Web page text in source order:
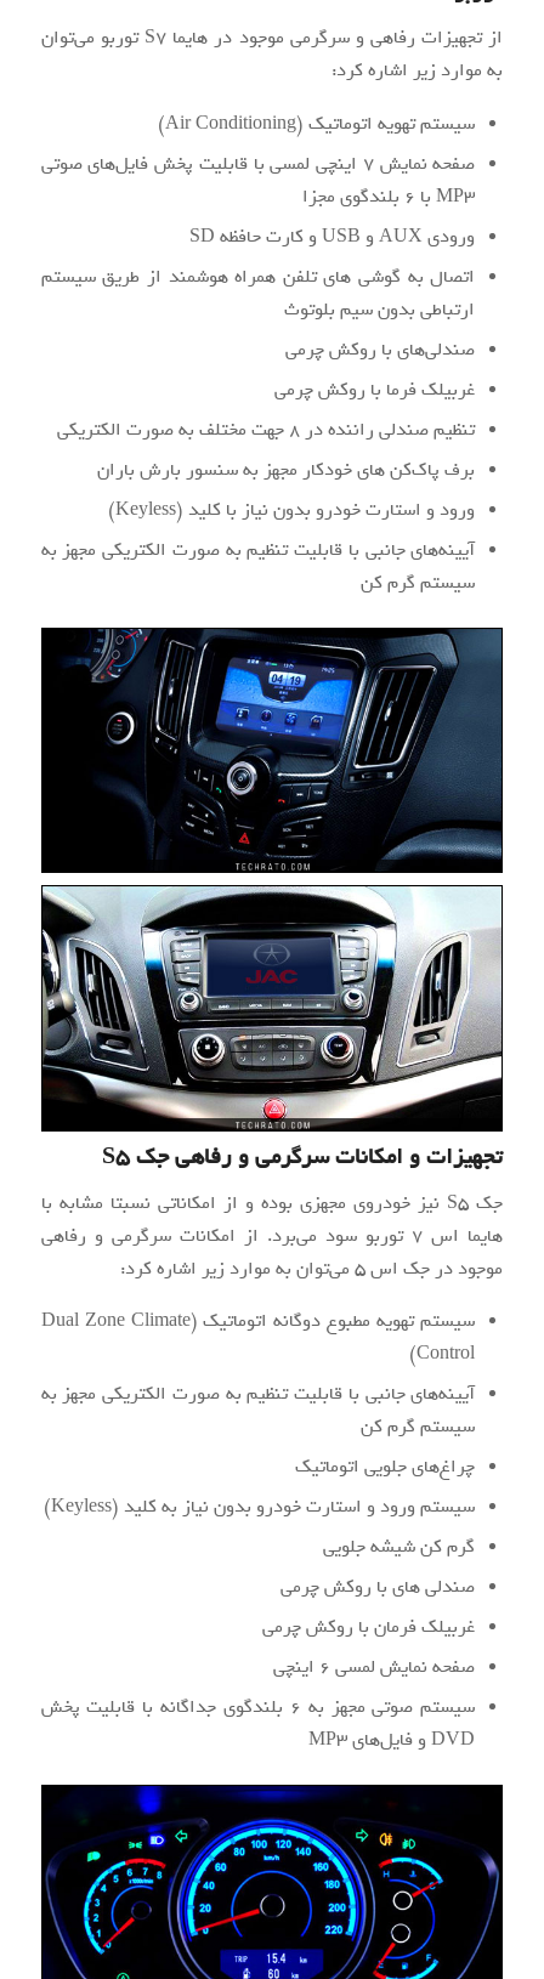
از تجهیزات رفاهی و سرگرمی موجود در هایما S7 توربو می‌توان
به موارد زیر اشاره کرد:
سیستم تهویه اتوماتیک (Air Conditioning)
صفحه نمایش ۷ اینچی لمسی با قابلیت پخش فایل‌های صوتی
MP3 با ۶ بلندگوی مجزا
ورودی AUX و USB و کارت حافظه SD
اتصال به گوشی های تلفن همراه هوشمند از طریق سیستم
ارتباطی بدون سیم بلوتوث
صندلی‌های با روکش چرمی
غربیلک فرما با روکش چرمی
تنظیم صندلی راننده در ۸ جهت مختلف به صورت الکتریکی
برف پاک‌کن های خودکار مجهز به سنسور بارش باران
ورود و استارت خودرو بدون نیاز با کلید (Keyless)
آیینه‌های جانبی با قابلیت تنظیم به صورت الکتریکی مجهز به
سیستم گرم کن
تجهیزات و امکانات سرگرمی و رفاهی جک S5
جک S5 نیز خودروی مجهزی بوده و از امکاناتی نسبتا مشابه با
هایما اس ۷ توربو سود می‌برد. از امکانات سرگرمی و رفاهی
موجود در جک اس ۵ می‌توان به موارد زیر اشاره کرد:
سیستم تهویه مطبوع دوگانه اتوماتیک (Dual Zone Climate
Control)
آیینه‌های جانبی با قابلیت تنظیم به صورت الکتریکی مجهز به
سیستم گرم کن
چراغ‌های جلویی اتوماتیک
سیستم ورود و استارت خودرو بدون نیاز به کلید (Keyless)
گرم کن شیشه جلویی
صندلی های با روکش چرمی
غربیلک فرمان با روکش چرمی
صفحه نمایش لمسی ۶ اینچی
سیستم صوتی مجهز به ۶ بلندگوی جداگانه با قابلیت پخش
DVD و فایل‌های MP3